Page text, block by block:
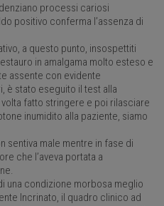
processi cariosi
positivo conferma l’assenza di
a questo punto, insospettiti
in amalgama molto esteso e
assente con evidente
è stato eseguito il test alla
fatto stringere e poi rilasciare
inumidito alla paziente, siamo
sentiva male mentre in fase di
che l’aveva portata a
una condizione morbosa meglio
Incrinato, il quadro clinico ad